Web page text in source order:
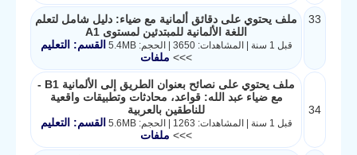
33
ملف يحتوي على دقائق ألمانية مع ضياء: دليل شامل لتعلم
اللغة الألمانية للمبتدئين لمستوى A1
قبل 1 سنة | المشاهدات: 3650 | الحجم: 5.4MB
القسم: التعليم
>>> ملفات
34
ملف يحتوي على نصائح بعنوان الطريق إلى الألمانية B1 -
مع ضياء عبد الله: قواعد، محادثات وتطبيقات واقعية
للناطقين بالعربية
قبل 1 سنة | المشاهدات: 1263 | الحجم: 5.6MB
القسم: التعليم
>>> ملفات